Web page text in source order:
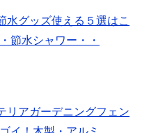
水グッズ使える５選はこ
節水シャワー・・
リアガーデニングフェン